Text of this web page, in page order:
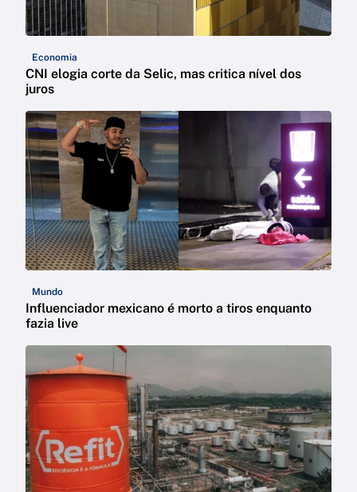
Economia
CNI elogia corte da Selic, mas critica nível dos
juros
Mundo
Influenciador mexicano é morto a tiros enquanto
fazia live